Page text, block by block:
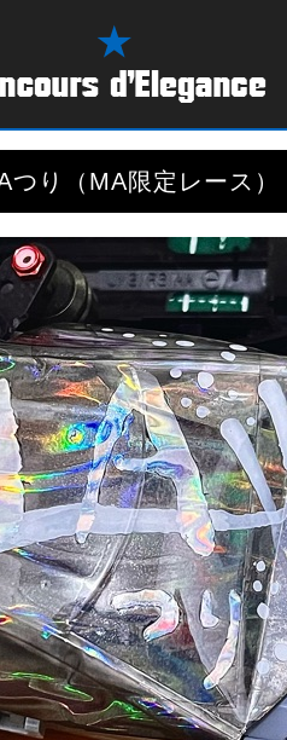
つり（MA限定レース）